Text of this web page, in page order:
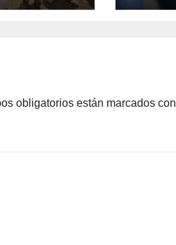
obligatorios están marcados con